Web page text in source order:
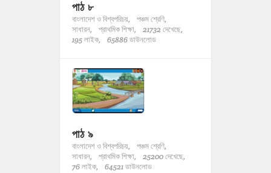
পাঠ ৮
বাংলাদেশ ও বিশ্বপরিচয়,
পঞ্চম শ্রেণি,
সাধারন,
প্রাথমিক শিক্ষা,
21732 দেখেছে,
195 লাইক,
65886 ডাউনলোড
পাঠ ৯
বাংলাদেশ ও বিশ্বপরিচয়,
পঞ্চম শ্রেণি,
সাধারন,
প্রাথমিক শিক্ষা,
25200 দেখেছে,
76 লাইক,
64521 ডাউনলোড